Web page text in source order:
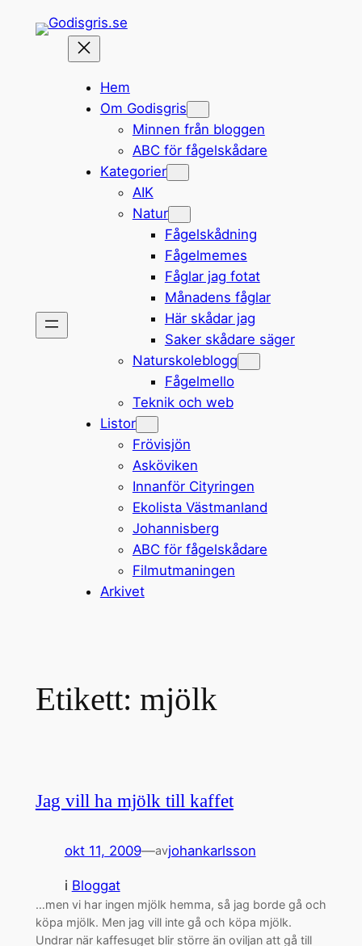
Hem
Om Godisgris
Minnen från bloggen
ABC för fågelskådare
Kategorier
AIK
Natur
Fågelskådning
Fågelmemes
Fåglar jag fotat
Månadens fåglar
Här skådar jag
Saker skådare säger
Naturskoleblogg
Fågelmello
Teknik och web
Listor
Frövisjön
Asköviken
Innanför Cityringen
Ekolista Västmanland
Johannisberg
ABC för fågelskådare
Filmutmaningen
Arkivet
Etikett: mjölk
Jag vill ha mjölk till kaffet
okt 11, 2009—avjohankarlsson
i Bloggat
…men vi har ingen mjölk hemma, så jag borde gå och
köpa mjölk. Men jag vill inte gå och köpa mjölk.
Undrar när kaffesuget blir större än oviljan att gå till